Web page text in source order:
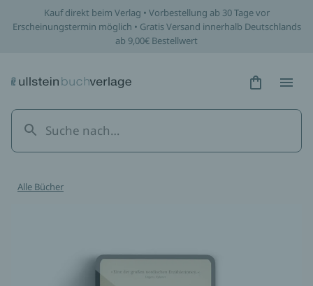
Kauf direkt beim Verlag • Vorbestellung ab 30 Tage vor
Erscheinungstermin möglich • Gratis Versand innerhalb Deutschlands
ab 9,00€ Bestellwert
Hidden
Alle Bücher